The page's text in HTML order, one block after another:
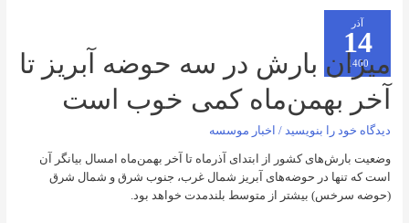
بارش در سه حوضه آبریز تا
کمی خوب است
بنویسید /اخبار موسسه
کشور از ابتدای آذرماه تا آخر بهمن‌ماه امسال بیانگر آن
در حوضه‌های آبریز شمال غرب، جنوب شرق و شمال شرق
بیشتر از متوسط بلندمدت خواهد بود.